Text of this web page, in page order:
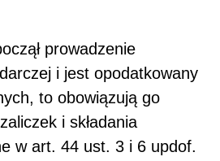
prowadzenie
i jest opodatkowany
to obowiązują go
i składania
w art. 44 ust. 3 i 6 updof.